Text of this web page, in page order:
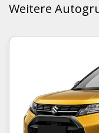
Weitere